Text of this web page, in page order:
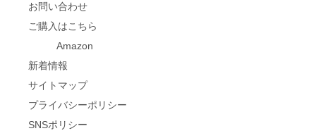
お問い合わせ
ご購入はこちら
Amazon
新着情報
サイトマップ
プライバシーポリシー
SNSポリシー